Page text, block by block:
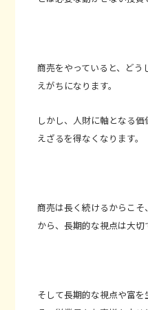
商売をやっていると、ど
えがちになります。
しかし、人財に軸となる
えざるを得なくなります。
商売は長く続けるからこ
から、長期的な視点は大切
そして長期的な視点や富